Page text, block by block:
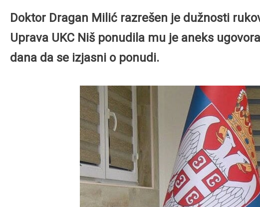
Doktor Dragan Milić razrešen je dužnosti
Uprava UKC Niš ponudila mu je aneks
dana da se izjasni o ponudi.